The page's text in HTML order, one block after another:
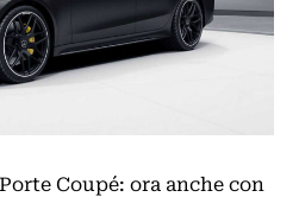
Coupé: ora anche con